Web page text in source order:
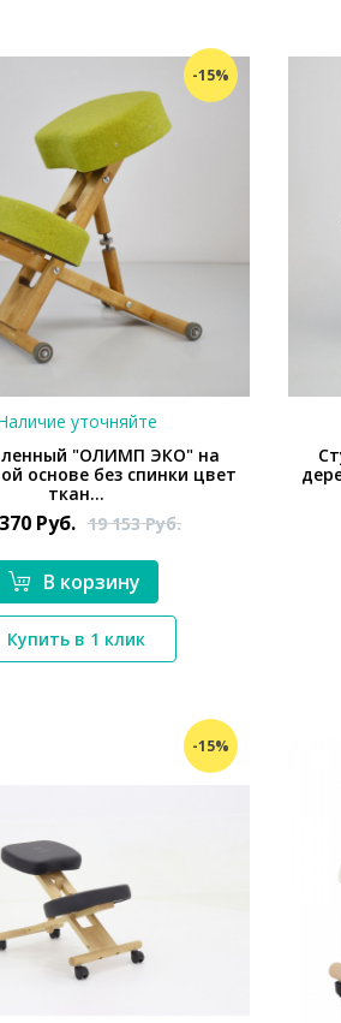
-15%
*}
уточняйте
"ОЛИМП ЭКО" на
основе без спинки цвет
ткан...
Руб. 19 153Руб.
В корзину
Купить в 1 клик
-15%